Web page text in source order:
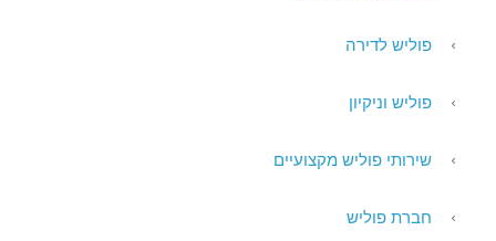
פוליש לדירה
פוליש וניקיון
שירותי פוליש מקצועיים
חברת פוליש